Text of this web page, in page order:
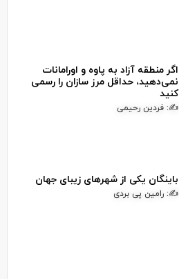
اگر منطقه آزاد به پاوه و اورامانات
نمی‌دهید، حداقل مرز سازان را رسمی
کنید
✍: فردین رحیمی
باینگان یکی از شهرهای زیبای جهان
✍: رامین پی بردی